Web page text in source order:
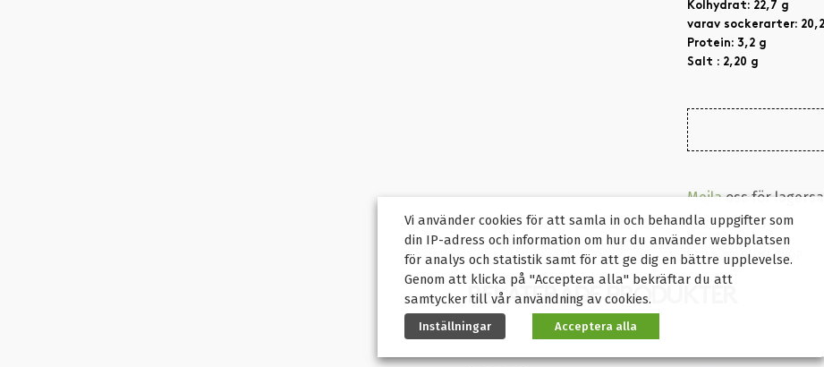
Kolhydrat: 22,7 g
varav sockerarter:
Protein: 3,2 g
Salt : 2,20 g
Mejlaoss för
ARTIKELNR:SS1006
KATEGORI:SAUCE SHOP
RELATERADE PRODUKTER
Vi använder cookies för att samla in och behandla uppgifter som
din IP-adress och information om hur du använder webbplatsen
för analys och statistik samt för att ge dig en bättre upplevelse.
Genom att klicka på "Acceptera alla" bekräftar du att
samtycker till vår användning av cookies.
Inställningar Acceptera alla